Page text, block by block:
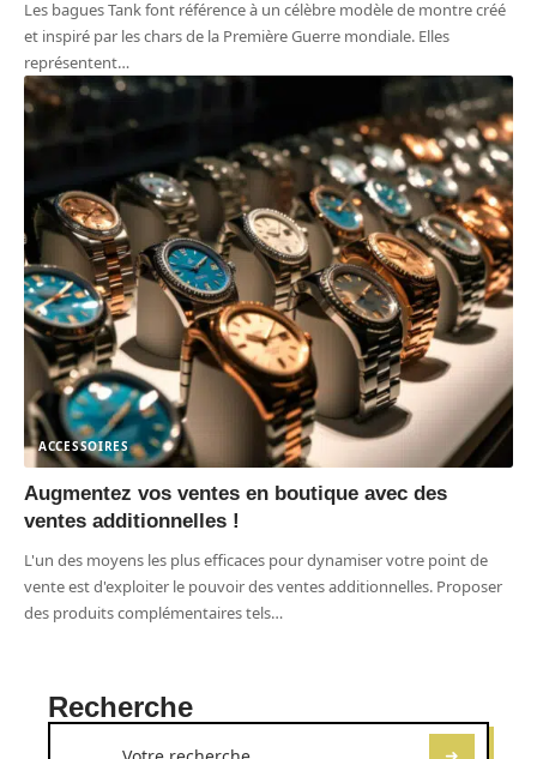
Les bagues Tank font référence à un célèbre modèle de montre créé
et inspiré par les chars de la Première Guerre mondiale. Elles
représentent…
ACCESSOIRES
Augmentez vos ventes en boutique avec des
ventes additionnelles !
L'un des moyens les plus efficaces pour dynamiser votre point de
vente est d'exploiter le pouvoir des ventes additionnelles. Proposer
des produits complémentaires tels…
Recherche